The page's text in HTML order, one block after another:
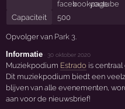
Capaciteit 500
Opvolger van Park 3.
Informatie
30 oktober 2020
Muziekpodium Estrado is
Dit muziekpodium biedt een
blijven van alle evenementen,
aan voor de nieuwsbrief!